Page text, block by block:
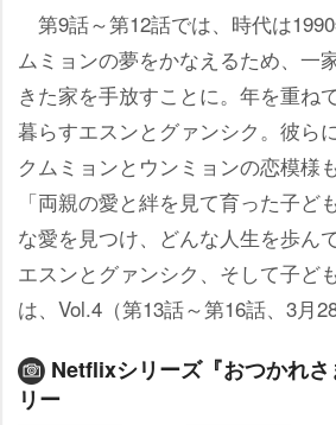
第9話～第12話では、時代は
ムミョンの夢をかなえるため、一
きた家を手放すことに。年を重ね
暮らすエスンとグァンシク。彼ら
クムミョンとウンミョンの恋模様
「両親の愛と絆を見て育った子ど
な愛を見つけ、どんな人生を歩ん
エスンとグァンシク、そして子ど
は、Vol.4（第13話～第16話、3月
Netflixシリーズ『おつかれ
リー